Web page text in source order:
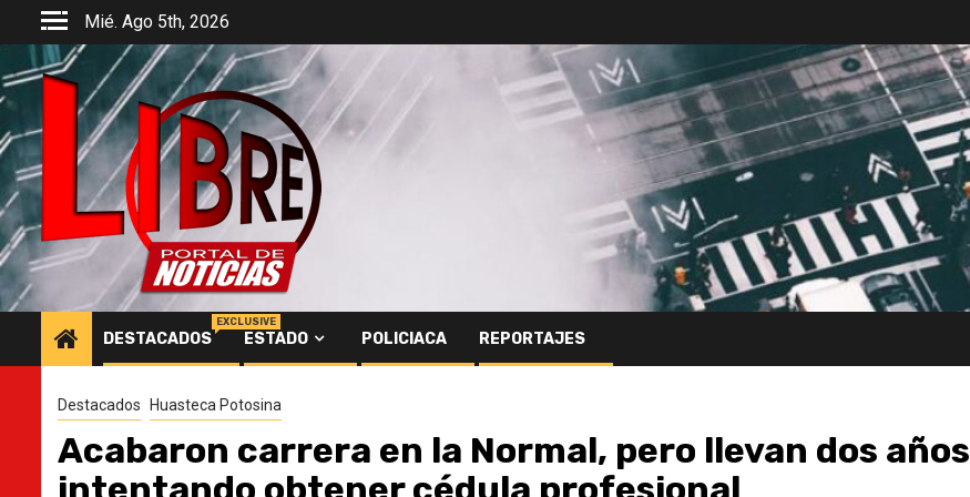
Saltar
contenido
Mié. Ago 5th, 2026
DESTACADOS
EXCLUSIVE
ESTADO POLICIACA REPORTAJES
Destacados Huasteca Potosina
Acabaron carrera en la Normal, pero llevan dos años